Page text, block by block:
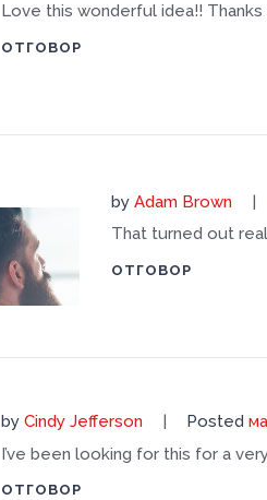
Love this wonderful idea!! Thanks
ОТГОВОР
by Adam Brown
That turned out
ОТГОВОР
byCindy Jefferson Posted
I’ve been looking for this for a
ОТГОВОР